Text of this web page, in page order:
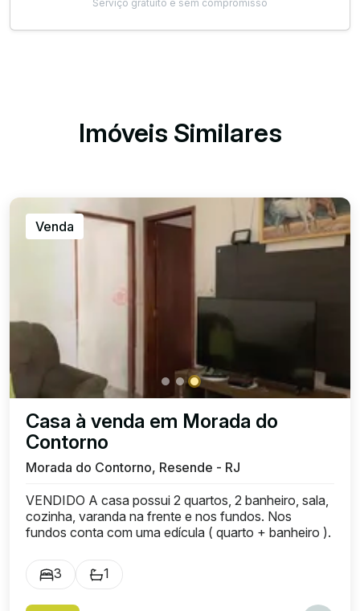
Serviço gratuito e sem compromisso
Imóveis Similares
Venda
Casa à venda em Morada do
Contorno
Morada do Contorno, Resende - RJ
VENDIDO A casa possui 2 quartos, 2 banheiro, sala,
cozinha, varanda na frente e nos fundos. Nos
fundos conta com uma edícula ( quarto + banheiro ).
3 1